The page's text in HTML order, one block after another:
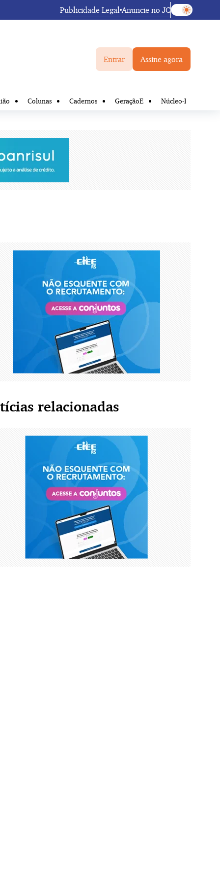
Publicidade Legal Anuncie no JC
Entrar Assine agora
Colunas Cadernos GeraçãoE Núcleo-I
relacionadas